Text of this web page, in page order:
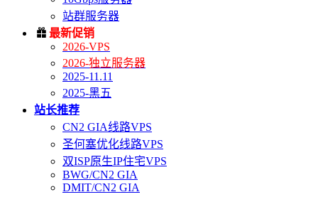
站群服务器
 最新促销
2026-VPS
2026-独立服务器
2025-11.11
2025-黑五
站长推荐
CN2 GIA线路VPS
圣何塞优化线路VPS
双ISP原生IP住宅VPS
BWG/CN2 GIA
DMIT/CN2 GIA